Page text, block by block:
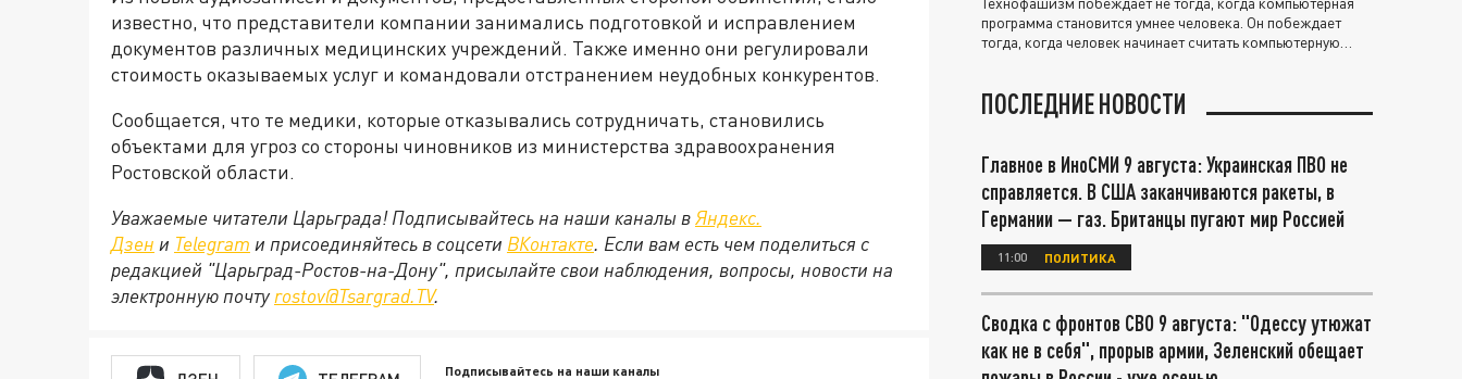
известно, что представители компании занимались подготовкой и исправлением
документов различных медицинских учреждений. Также именно они регулировали
стоимость оказываемых услуг и командовали отстранением неудобных конкурентов.
Сообщается, что те медики, которые отказывались сотрудничать, становились
объектами для угроз со стороны чиновников из министерства здравоохранения
Ростовской области.
Уважаемые читатели Царьграда! Подписывайтесь на наши каналы вЯндекс.
Дзен и Telegram и присоединяйтесь в соцсети ВКонтакте. Если вам есть чем поделиться с
редакцией "Царьград-Ростов-на-Дону", присылайте свои наблюдения, вопросы, новости на
электронную почту rostov@Tsargrad.ТV.
Подписывайтесь на наши каналы
программа становится умнее человека. Он побеждает
тогда, когда человек начинает считать компьютерную
ПОСЛЕДНИЕ НОВОСТИ
Главное в ИноСМИ 9 августа: Украинская ПВО не
справляется. В США заканчиваются ракеты, в
Германии — газ. Британцы пугают мир Россией
11:00 ПОЛИТИКА
Сводка с фронтов СВО 9 августа: "Одессу утюжат
как не в себя", прорыв армии, Зеленский обещает